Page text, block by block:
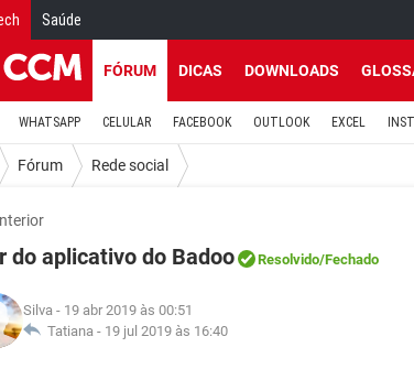
Saúde
FÓRUM DICAS DOWNLOADS
WHATSAPP CELULAR FACEBOOK OUTLOOK EXCEL
Fórum Rede social
do aplicativo do Badoo Resolvido/Fechado
Silva - 19 abr 2019 às 00:51
Tatiana - 19 jul 2019 às 16:40